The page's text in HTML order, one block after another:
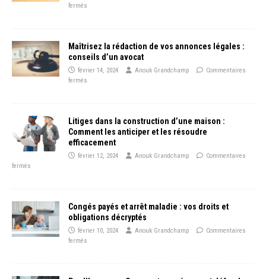
fermés
Maîtrisez la rédaction de vos annonces légales :
conseils d’un avocat
février 14, 2024 Anouk Grandchamp
Commentaires
fermés
Litiges dans la construction d’une maison :
Comment les anticiper et les résoudre
efficacement
février 12, 2024 Anouk Grandchamp
Commentaires
fermés
Congés payés et arrêt maladie : vos droits et
obligations décryptés
février 10, 2024 Anouk Grandchamp
Commentaires
fermés